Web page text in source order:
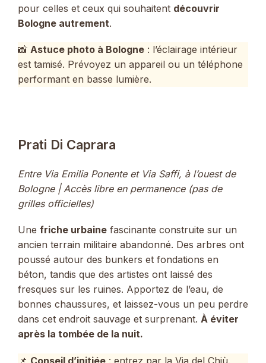
pour celles et ceux qui souhaitent découvrir
Bologne autrement.
📸 Astuce photo à Bologne : l’éclairage intérieur
est tamisé. Prévoyez un appareil ou un téléphone
performant en basse lumière.
Prati Di Caprara
Entre Via Emilia Ponente et Via Saffi, à l’ouest de
Bologne | Accès libre en permanence (pas de
grilles officielles)
Une friche urbaine fascinante construite sur un
ancien terrain militaire abandonné. Des arbres ont
poussé autour des bunkers et fondations en
béton, tandis que des artistes ont laissé des
fresques sur les ruines. Apportez de l’eau, de
bonnes chaussures, et laissez-vous un peu perdre
dans cet endroit sauvage et surprenant. À éviter
après la tombée de la nuit.
📌 Conseil d’initiée : entrez par la Via del Chiù.